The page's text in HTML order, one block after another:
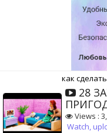
как
28
Views :
Watch,